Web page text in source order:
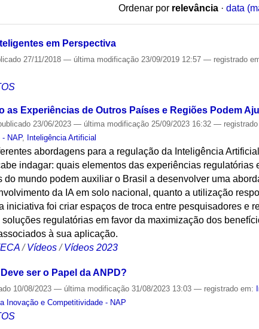
Ordenar por relevância · data
em Perspectiva
27/11/2018— última modificação 23/09/2019 12:57— registrado
as Experiências de Outros Países e Regiões Podem
23/06/2023— última modificação 25/09/2023 16:32—
- NAP, Inteligência Artificial
abordagens para a regulação da Inteligência
indagar: quais elementos das experiências regulatórias
do mundo podem auxiliar o Brasil a desenvolver uma
da IA em solo nacional, quanto a utilização
iniciativa foi criar espaços de troca entre pesquisadores e
regulatórias em favor da maximização dos
à sua aplicação.
/Vídeos /Vídeos 2023
ser o Papel da ANPD?
10/08/2023— última modificação 31/08/2023 13:03— registrado em:
Inovação e Competitividade - NAP